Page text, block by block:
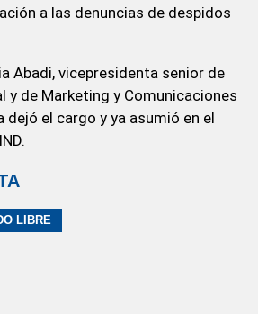
a las denuncias de despidos
Abadi, vicepresidenta senior de
y de Marketing y Comunicaciones
dejó el cargo y ya asumió en el
LIBRE